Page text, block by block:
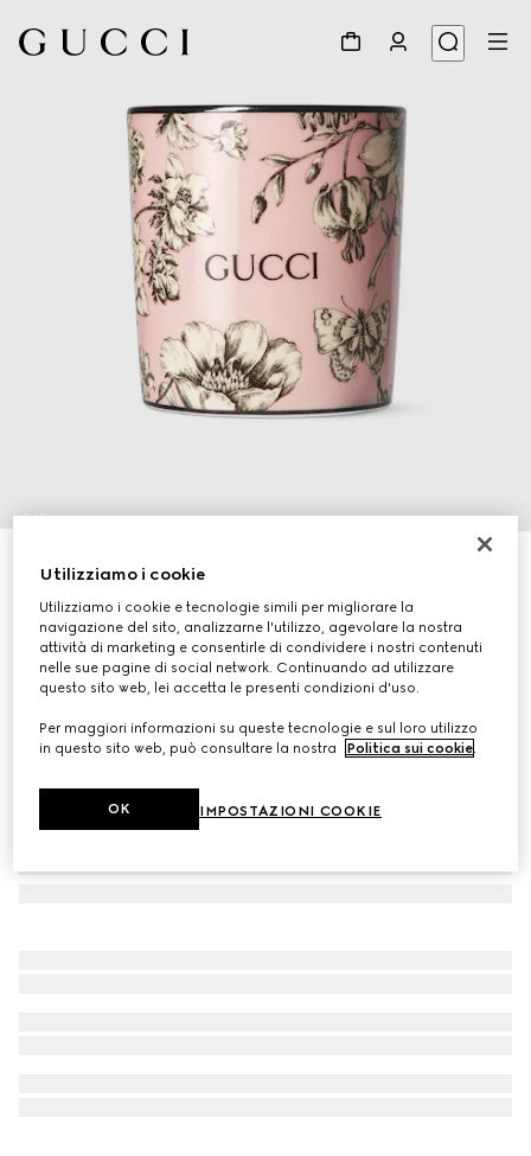
1/5
Candela con stampa Gucci Flora Sketch, fragranza
€ 420
Varianterosa e avorio
Utilizziamo i cookie
Utilizziamo i cookie e tecnologie simili per migliorare la
navigazione del sito, analizzarne l'utilizzo, agevolare la nostra
attività di marketing e consentirle di condividere i nostri contenuti
nelle sue pagine di social network. Continuando ad utilizzare
questo sito web, lei accetta le presenti condizioni d'uso.
Per maggiori informazioni su queste tecnologie e sul loro utilizzo
in questo sito web, può consultare la nostra
Politica sui cookie.
IMPOSTAZIONI COOKIE
OK